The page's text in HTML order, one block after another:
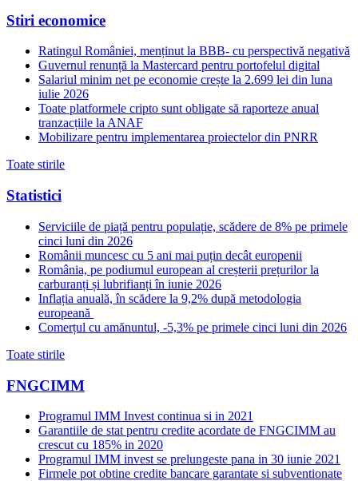
Stiri economice
Ratingul României, menținut la BBB- cu perspectivă negativă
Guvernul renunță la Mastercard pentru portofelul digital
Salariul minim net pe economie crește la 2.699 lei din luna
iulie 2026
Toate platformele cripto sunt obligate să raporteze anual
tranzacțiile la ANAF
Mobilizare pentru implementarea proiectelor din PNRR
Toate stirile
Statistici
Serviciile de piață pentru populație, scădere de 8% pe primele
cinci luni din 2026
Românii muncesc cu 5 ani mai puțin decât europenii
România, pe podiumul european al creșterii prețurilor la
carburanți și lubrifianți în iunie 2026
Inflația anuală, în scădere la 9,2% după metodologia
europeană
Comerțul cu amănuntul, -5,3% pe primele cinci luni din 2026
Toate stirile
FNGCIMM
Programul IMM Invest continua si in 2021
Garantiile de stat pentru credite acordate de FNGCIMM au
crescut cu 185% in 2020
Programul IMM invest se prelungeste pana in 30 iunie 2021
Firmele pot obtine credite bancare garantate si subventionate